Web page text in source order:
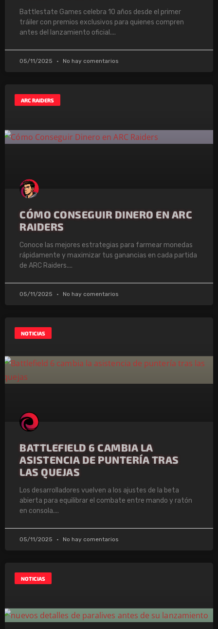
Battlestate Games celebra 10 años desde el primer
tráiler con premios exclusivos para quienes compren
antes del lanzamiento oficial.
05/11/2025 No hay comentarios
ARC RAIDERS
CÓMO CONSEGUIR DINERO EN ARC
RAIDERS
Conoce las mejores estrategias para farmear monedas
rápidamente y maximizar tus ganancias en cada partida
de ARC Raiders.
05/11/2025 No hay comentarios
NOTICIAS
BATTLEFIELD 6 CAMBIA LA
ASISTENCIA DE PUNTERÍA TRAS
LAS QUEJAS
Los desarrolladores vuelven a los ajustes de la beta
abierta para equilibrar el combate entre mando y ratón
en consola.
05/11/2025 No hay comentarios
NOTICIAS